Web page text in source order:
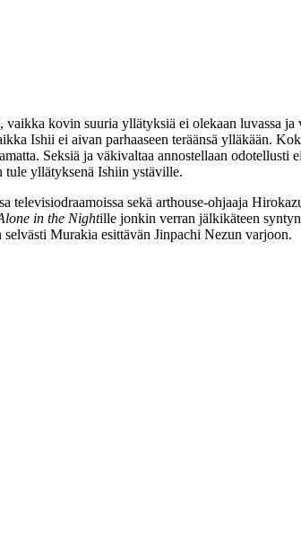
kovin suuria yllätyksiä ei olekaan luvassa
Ishii ei aivan parhaaseen teräänsä ylläkään.
Seksiä ja väkivaltaa annostellaan odotellusti
tule yllätyksenä Ishiin ystäville.
televisiodraamoissa sekä arthouse-ohjaaja
in the Nightille jonkin verran jälkikäteen
Murakia esittävän Jinpachi Nezun varjoon.